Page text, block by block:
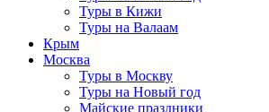
Туры в Кижи
Туры на Валаам
Крым
Москва
Туры в Москву
Туры на Новый год
Майские праздники